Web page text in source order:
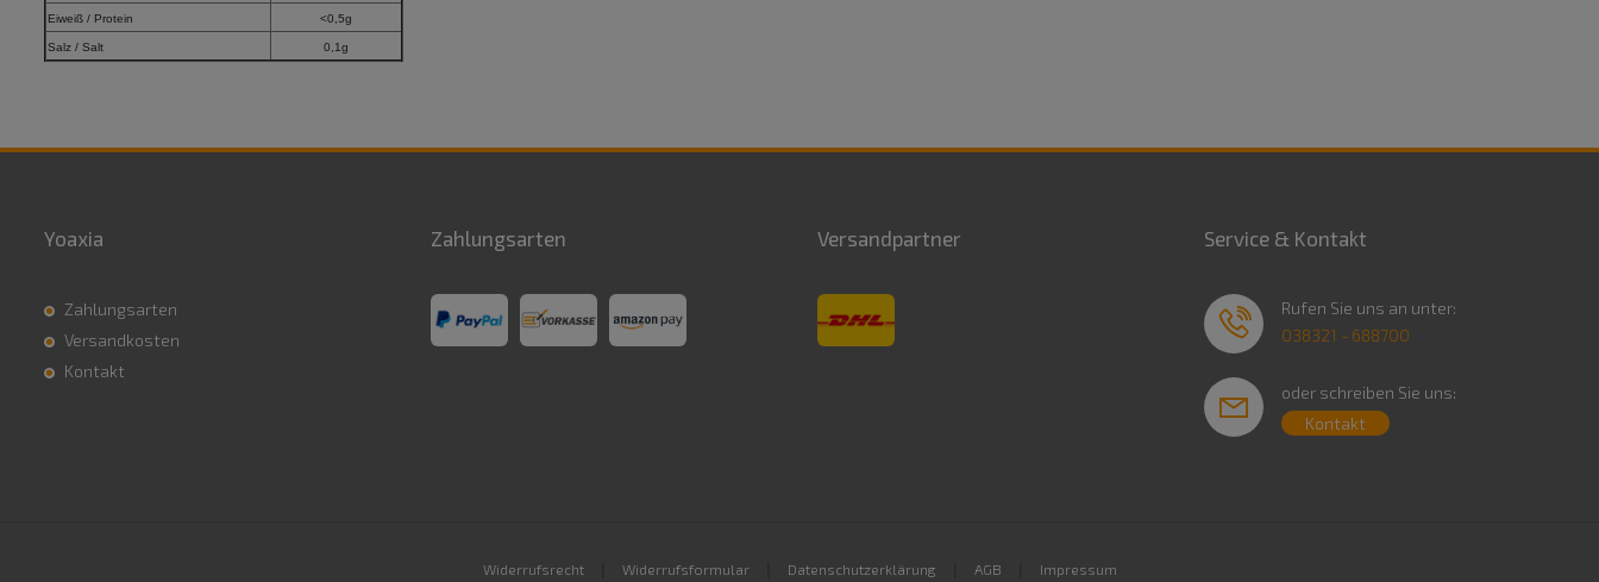
Eiweiß / Protein <0,5g
Salz / Salt 0,1g
Yoaxia
Zahlungsarten
Versandkosten
Kontakt
Zahlungsarten Versandpartner Service & Kontakt
Rufen Sie uns an unter:
038321 - 688700
oder schreiben Sie uns:
Kontakt
Widerrufsrecht Widerrufsformular Datenschutzerklärung AGB Impressum